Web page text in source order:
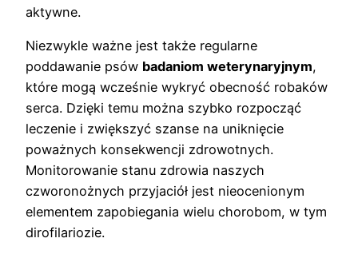
aktywne.
Niezwykle ważne jest także regularne
poddawanie psów badaniom weterynaryjnym,
które mogą wcześnie wykryć obecność robaków
serca. Dzięki temu można szybko rozpocząć
leczenie i zwiększyć szanse na uniknięcie
poważnych konsekwencji zdrowotnych.
Monitorowanie stanu zdrowia naszych
czworonożnych przyjaciół jest nieocenionym
elementem zapobiegania wielu chorobom, w tym
dirofilariozie.